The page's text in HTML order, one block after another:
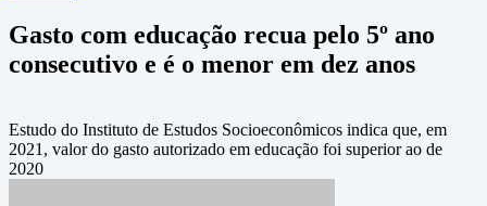
Gasto com educação recua pelo 5º ano
consecutivo e é o menor em dez anos
Estudo do Instituto de Estudos Socioeconômicos indica que, em
2021, valor do gasto autorizado em educação foi superior ao de
2020